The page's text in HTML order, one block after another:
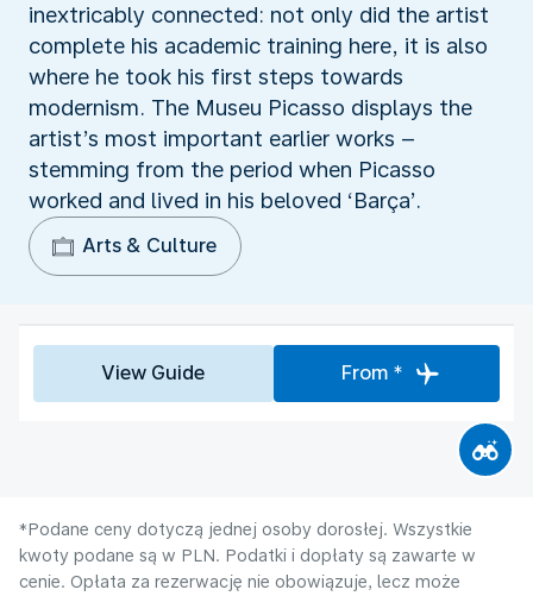
inextricably connected: not only did the artist
complete his academic training here, it is also
where he took his first steps towards
modernism. The Museu Picasso displays the
artist’s most important earlier works –
stemming from the period when Picasso
worked and lived in his beloved ‘Barça’.
Arts & Culture
View Guide From *
*Podane ceny dotyczą jednej osoby dorosłej. Wszystkie
kwoty podane są w PLN. Podatki i dopłaty są zawarte w
cenie. Opłata za rezerwację nie obowiązuje, lecz może